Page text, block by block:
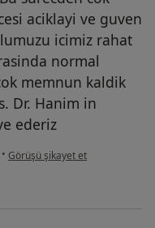
aciklayi ve guven
icimiz rahat
normal
memnun kaldik
Dr. Hanim in
ederiz
• kullanıcının görüşüne göre t.....
Görüşü şikayet et